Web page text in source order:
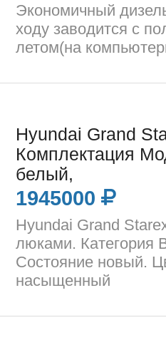
Экономичный
ходу заводится с
летом(на
Hyundai Grand
Комплектация
белый,
1945000
Hyundai Grand
люками. Категория
Состояние новый.
насыщенный